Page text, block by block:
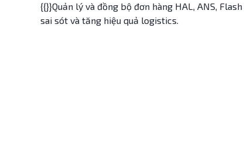
{{}}Quản lý và đồng bộ đơn hàng HAL, ANS,
sai sót và tăng hiệu quả logistics.